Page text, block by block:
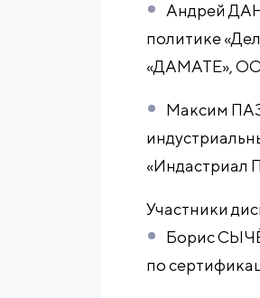
Андрей
политике
«ДАМАТЕ»,
Максим
«Индастриал
Участники
Борис
по